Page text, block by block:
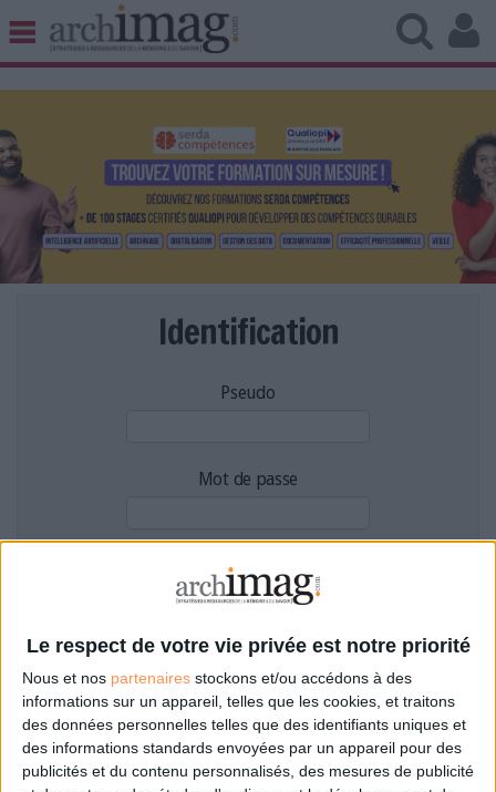
Le respect de votre vie privée est notre priorité
Nous et nos partenaires stockons et/ou accédons à des
informations sur un appareil, telles que les cookies, et traitons
des données personnelles telles que des identifiants uniques et
des informations standards envoyées par un appareil pour des
publicités et du contenu personnalisés, des mesures de publicité
BIBLIOTHÈQUE ÉDITION
UNIVERS DATA
TRAVAIL COLLABORATIF
VIE NUMÉRIQUE
NUMÉRIQUE RESPONSABLE
LES LIVRES BLANCS
LES SUPPLÉMENTS
NOS OFFRES D'ABONNEMENTS
Identification
Pseudo
Mot de passe
Filtre anti-spam
Mot de passe oublié ?